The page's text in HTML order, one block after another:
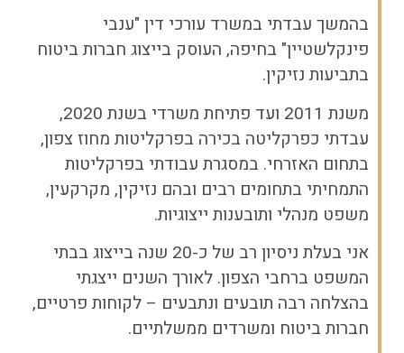
בהמשך עבדתי במשרד עורכי דין "ענבי
פינקלשטיין" בחיפה, העוסק בייצוג חברות ביטוח
בתביעות נזיקין.
משנת 2011 ועד פתיחת משרדי בשנת 2020,
עבדתי כפרקליטה בכירה בפרקליטות מחוז צפון,
בתחום האזרחי. במסגרת עבודתי בפרקליטות
התמחיתי בתחומים רבים ובהם נזיקין, מקרקעין,
משפט מנהלי ותובענות ייצוגיות.
אני בעלת ניסיון רב של כ-20 שנה בייצוג בבתי
המשפט ברחבי הצפון. לאורך השנים ייצגתי
בהצלחה רבה תובעים ונתבעים – לקוחות פרטיים,
חברות ביטוח ומשרדים ממשלתיים.